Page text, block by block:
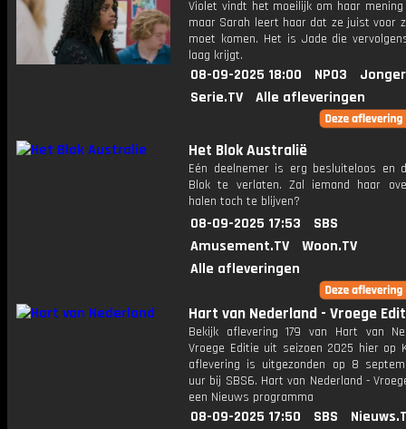
Violet vindt het moeilijk om haar
maar Sarah leert haar dat ze juist voor
moet komen. Het is Jade die
laag krijgt.
08-09-2025 18:00 NPO3
Serie.TV
Alle afleveringen
Het Blok Australië
Eén deelnemer is erg besluiteloos en
Blok te verlaten. Zal iemand haar
halen toch te blijven?
08-09-2025 17:53
SBS
Amusement.TV
Woon.TV
Alle afleveringen
Hart van Nederland - Vroege
Bekijk aflevering 179 van Hart van
Vroege Editie uit seizoen 2025 hier op
aflevering is uitgezonden op 8
uur bij SBS6. Hart van Nederland -
een Nieuws programma
08-09-2025 17:50 SBS